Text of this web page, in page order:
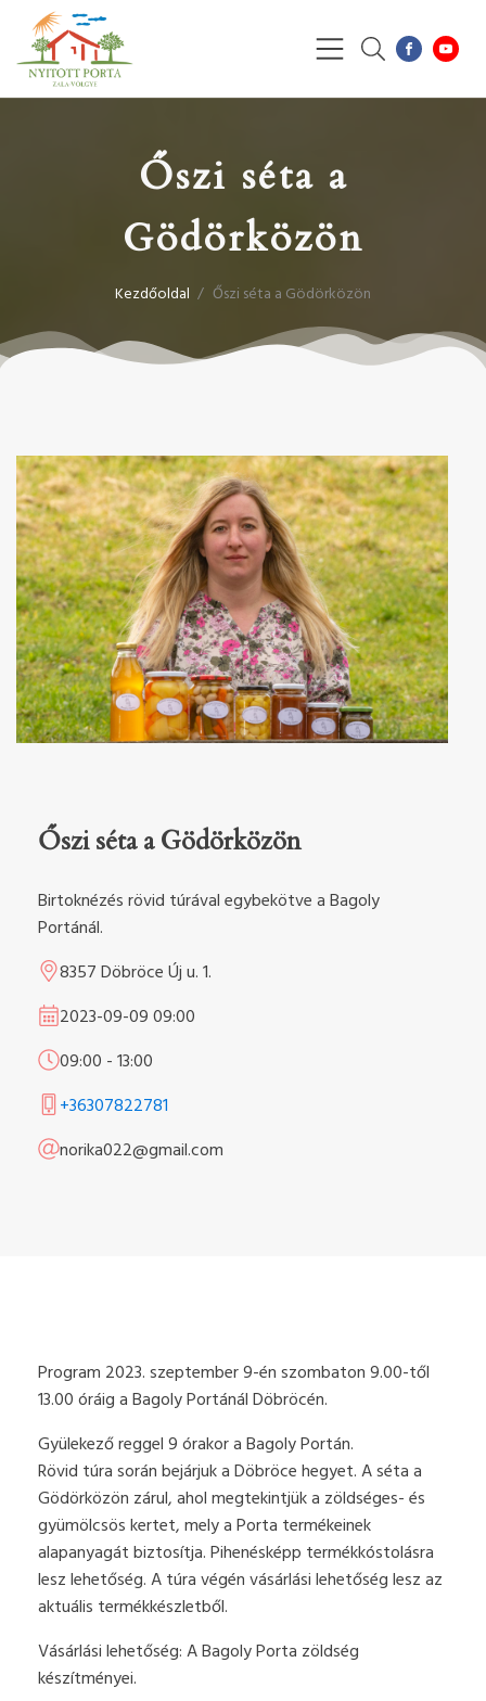
Őszi séta a
Gödörközön
Kezdőoldal / Őszi séta a Gödörközön
Őszi séta a Gödörközön
Birtoknézés rövid túrával egybekötve a Bagoly
Portánál.
8357 Döbröce Új u. 1.
2023-09-0909:00
09:00 -13:00
+36307822781
norika022@gmail.com
Program 2023. szeptember 9-én szombaton 9.00-től
13.00 óráig a Bagoly Portánál Döbröcén.
Gyülekező reggel 9 órakor a Bagoly Portán.
Rövid túra során bejárjuk a Döbröce hegyet. A séta a
Gödörközön zárul, ahol megtekintjük a zöldséges- és
gyümölcsös kertet, mely a Porta termékeinek
alapanyagát biztosítja. Pihenésképp termékkóstolásra
lesz lehetőség. A túra végén vásárlási lehetőség lesz az
aktuális termékkészletből.
Vásárlási lehetőség: A Bagoly Porta zöldség
készítményei.